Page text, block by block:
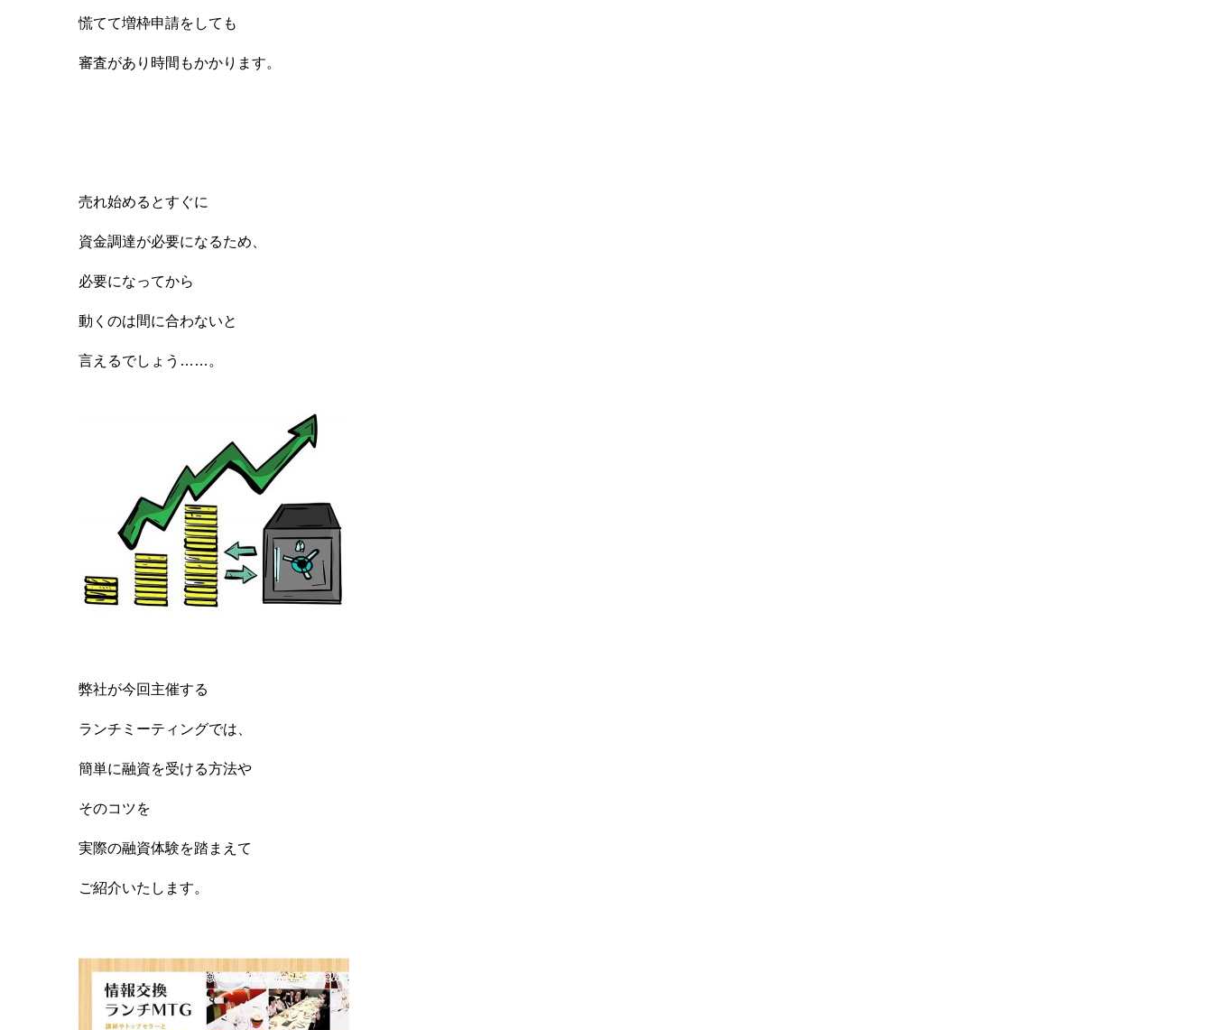
慌てて増枠申請をしても
審査があり時間もかかります。
売れ始めるとすぐに
資金調達が必要になるため、
必要になってから
動くのは間に合わないと
言えるでしょう……。
弊社が今回主催する
ランチミーティングでは、
簡単に融資を受ける方法や
そのコツを
実際の融資体験を踏まえて
ご紹介いたします。